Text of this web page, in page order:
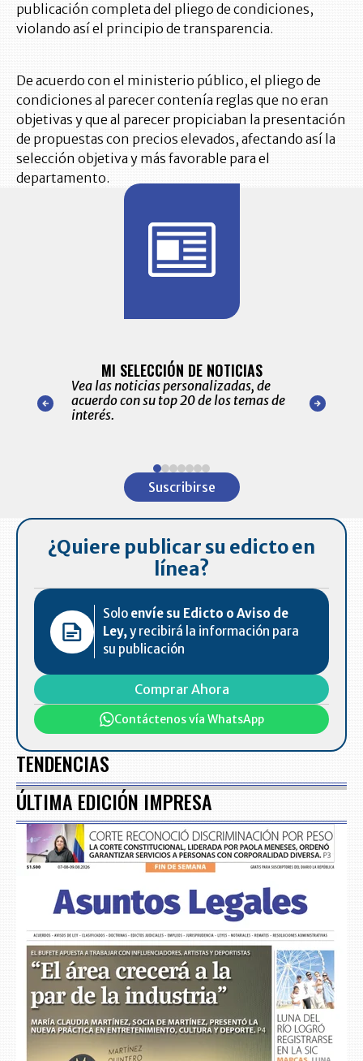
publicación completa del pliego de condiciones,
violando así el principio de transparencia.
De acuerdo con el ministerio público, el pliego de
condiciones al parecer contenía reglas que no eran
objetivas y que al parecer propiciaban la presentación
de propuestas con precios elevados, afectando así la
selección objetiva y más favorable para el
departamento.
nuestro
para
MI SELECCIÓN DE NOTICIAS
Vea las noticias personalizadas, de
acuerdo con su top 20 de los temas de
interés.
de las
Suscribirse
¿Quiere publicar su edicto en
línea?
Solo envíe su Edicto o Aviso de
Ley,y recibirá la información para
su publicación
Comprar Ahora
Contáctenos vía WhatsApp
TENDENCIAS
ÚLTIMA EDICIÓN IMPRESA